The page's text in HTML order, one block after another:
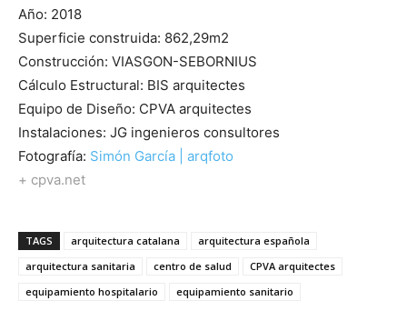
Año: 2018
Superficie construida: 862,29m2
Construcción: VIASGON-SEBORNIUS
Cálculo Estructural: BIS arquitectes
Equipo de Diseño: CPVA arquitectes
Instalaciones: JG ingenieros consultores
Fotografía: Simón García | arqfoto
+ cpva.net
TAGS arquitectura catalana
arquitectura española
arquitectura sanitaria
centro de salud
CPVA arquitectes
equipamiento hospitalario
equipamiento sanitario